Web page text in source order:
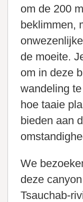
om de 200
beklimmen,
de moeite.
om in deze
wandeling
hoe taaie
bieden aan
We
deze
Tsauchab-